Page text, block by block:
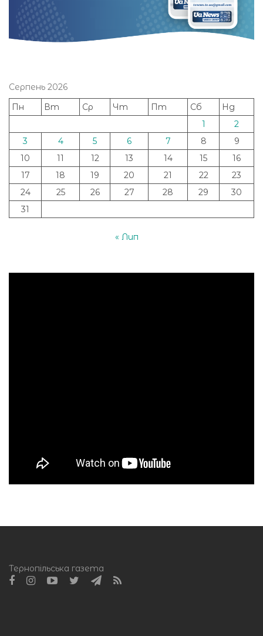
Серпень 2026
Пн
Вт Ср Чт Пт Сб
Нд
1
2
3
4 5 6 7 8
9
10
11 12 13 14 15
16
17
18 19 20 21 22
23
24
25 26 27 28 29
30
31
« Лип
Тернопільська газета